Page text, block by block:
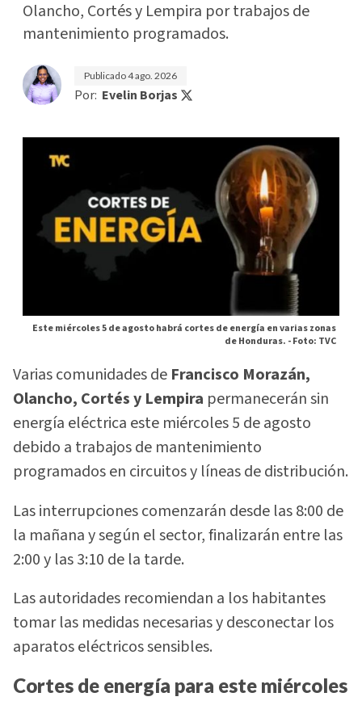
Olancho, Cortés y Lempira por trabajos de
mantenimiento programados.
Publicado4 ago. 2026
Por: Evelin Borjas
Este miércoles 5 de agosto habrá cortes de energía en varias zonas
de Honduras. -Foto: TVC
Varias comunidades de Francisco Morazán,
Olancho, Cortés y Lempira permanecerán sin
energía eléctrica este miércoles 5 de agosto
debido a trabajos de mantenimiento
programados en circuitos y líneas de distribución.
Las interrupciones comenzarán desde las 8:00 de
la mañana y según el sector, finalizarán entre las
2:00 y las 3:10 de la tarde.
Las autoridades recomiendan a los habitantes
tomar las medidas necesarias y desconectar los
aparatos eléctricos sensibles.
Cortes de energía para este miércoles